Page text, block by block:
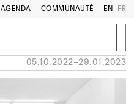
AGENDA COMMUNAUTÉ EN FR
05.10.2022–29.01.2023